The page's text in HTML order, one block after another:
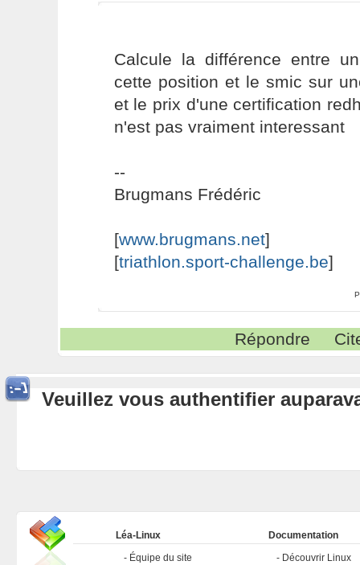
Calcule la différence entre
cette position et le smic sur
et le prix d'une certification
n'est pas vraiment interessant
--
Brugmans Frédéric
[www.brugmans.net]
[triathlon.sport-challenge.be]
Répondre
Veuillez vous authentifier
Léa-Linux
Équipe du site
Documentation
Découvrir Linux